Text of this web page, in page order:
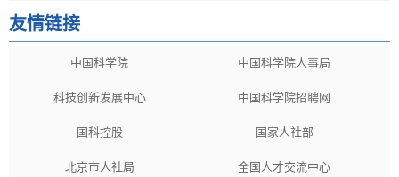
友情链接
中国科学院 中国科学院人事局
科技创新发展中心 中国科学院招聘网
国科控股 国家人社部
北京市人社局 全国人才交流中心